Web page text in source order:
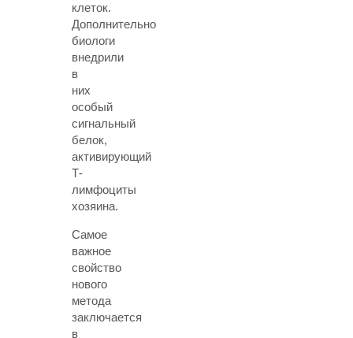
клеток.
Дополнительно
биологи
внедрили
в
них
особый
сигнальный
белок,
активирующий
Т-
лимфоциты
хозяина.
Самое
важное
свойство
нового
метода
заключается
в